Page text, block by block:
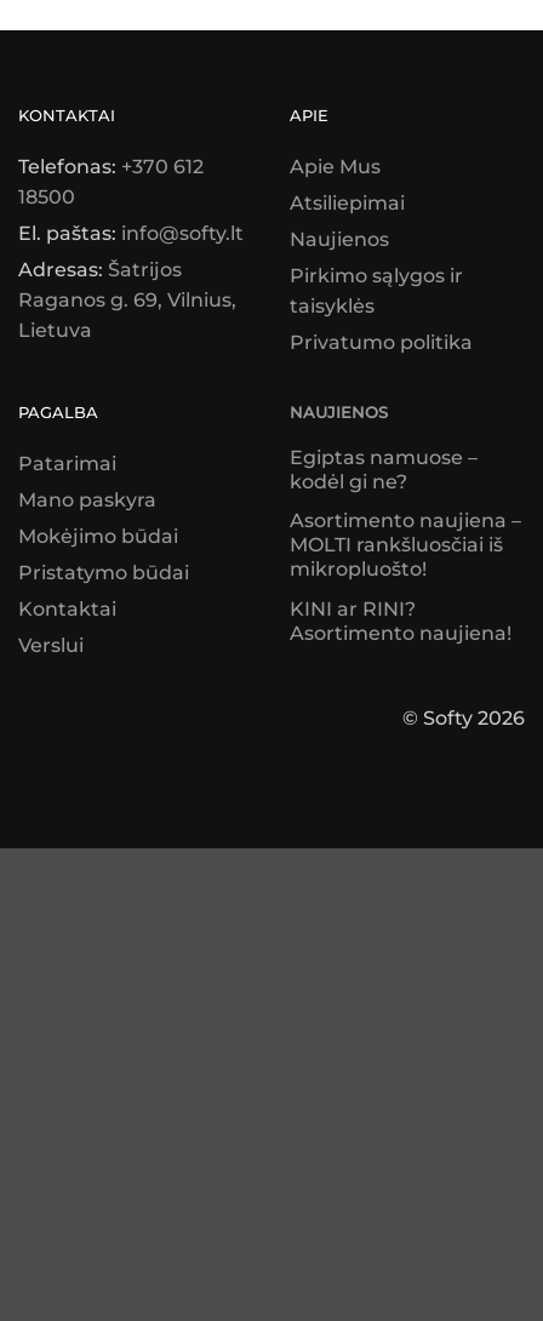
KONTAKTAI
Telefonas: +370 612
18500
El. paštas: info@softy.lt
Adresas: Šatrijos
Raganos g. 69, Vilnius,
Lietuva
APIE
Apie Mus
Atsiliepimai
Naujienos
Pirkimo sąlygos ir
taisyklės
Privatumo politika
PAGALBA
Patarimai
Mano paskyra
Mokėjimo būdai
Pristatymo būdai
Kontaktai
Verslui
NAUJIENOS
Egiptas namuose –
kodėl gi ne?
Asortimento naujiena –
MOLTI rankšluosčiai iš
mikropluošto!
KINI ar RINI?
Asortimento naujiena!
© Softy 2026